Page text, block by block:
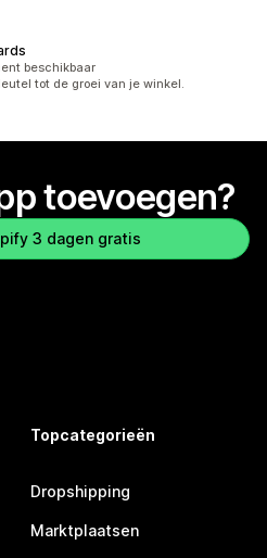
beschikbaar
tot de groei van je winkel.
toevoegen?
3 dagen gratis
Topcategorieën
Dropshipping
Marktplaatsen